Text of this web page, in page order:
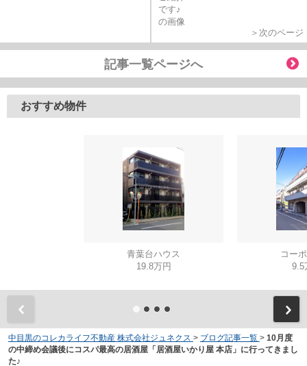
＞次のページ
記事一覧ページへ
おすすめ物件
青葉台ハウス
19.8万円
コー
9.5
中目黒のコレカライフ不動産 株式会社ジュネクス > ブログ記事一覧 > 10月度
の中締め会議後にコスパ最高の居酒屋「居酒屋いかり屋 本店」に行ってきまし
た♪